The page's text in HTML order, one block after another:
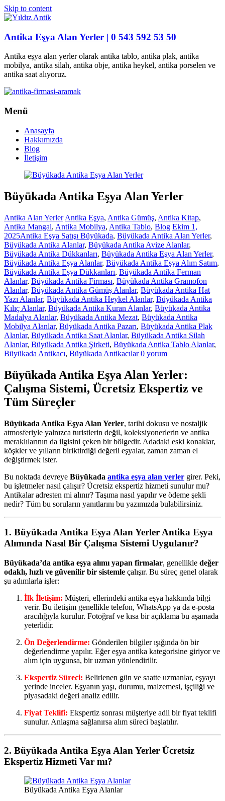
Skip to content
Antika Eşya Alan Yerler | 0 543 592 53 50
Antika eşya alan yerler olarak antika tablo, antika plak, antika
mobilya, antika silah, antika obje, antika heykel, antika porselen ve
antika saat alıyoruz.
Menü
Anasayfa
Hakkımızda
Blog
İletişim
Büyükada Antika Eşya Alan Yerler
Antika Alan Yerler Antika Eşya, Antika Gümüş, Antika Kitap,
Antika Mangal, Antika Mobilya, Antika Tablo, Blog Ekim 1,
2025Antika Eşya Satışı Büyükada, Büyükada Antika Alan Yerler,
Büyükada Antika Alanlar, Büyükada Antika Avize Alanlar,
Büyükada Antika Dükkanları, Büyükada Antika Eşya Alan Yerler,
Büyükada Antika Eşya Alanlar, Büyükada Antika Eşya Alım Satım,
Büyükada Antika Eşya Dükkanları, Büyükada Antika Ferman
Alanlar, Büyükada Antika Firması, Büyükada Antika Gramofon
Alanlar, Büyükada Antika Gümüş Alanlar, Büyükada Antika Hat
Yazı Alanlar, Büyükada Antika Heykel Alanlar, Büyükada Antika
Kılıç Alanlar, Büyükada Antika Kuran Alanlar, Büyükada Antika
Madalya Alanlar, Büyükada Antika Mezat, Büyükada Antika
Mobilya Alanlar, Büyükada Antika Pazarı, Büyükada Antika Plak
Alanlar, Büyükada Antika Saat Alanlar, Büyükada Antika Silah
Alanlar, Büyükada Antika Şirketi, Büyükada Antika Tablo Alanlar,
Büyükada Antikacı, Büyükada Antikacılar 0 yorum
Büyükada Antika Eşya Alan Yerler:
Çalışma Sistemi, Ücretsiz Ekspertiz ve
Tüm Süreçler
Büyükada Antika Eşya Alan Yerler, tarihi dokusu ve nostaljik
atmosferiyle yalnızca turistlerin değil, koleksiyonerlerin ve antika
meraklılarının da ilgisini çeken bir bölgedir. Adadaki eski konaklar,
köşkler ve yılların biriktirdiği değerli eşyalar, zaman zaman el
değiştirmek ister.
Bu noktada devreye Büyükada antika eşya alan yerler girer. Peki,
bu işletmeler nasıl çalışır? Ücretsiz ekspertiz hizmeti sunulur mu?
Antikalar adresten mi alınır? Taşıma nasıl yapılır ve ödeme şekli
nedir? Tüm bu soruların yanıtlarını bu yazımızda bulabilirsiniz.
1. Büyükada Antika Eşya Alan YerlerAntika Eşya
Alımında Nasıl Bir Çalışma Sistemi Uygulanır?
Büyükada’da antika eşya alımı yapan firmalar, genellikle değer
odaklı, hızlı ve güvenilir bir sistemle çalışır. Bu süreç genel olarak
şu adımlarla işler:
İlk İletişim: Müşteri, ellerindeki antika eşya hakkında bilgi
verir. Bu iletişim genellikle telefon, WhatsApp ya da e-posta
aracılığıyla kurulur. Fotoğraf ve kısa bir açıklama bu aşamada
yeterlidir.
Ön Değerlendirme: Gönderilen bilgiler ışığında ön bir
değerlendirme yapılır. Eğer eşya antika kategorisine giriyor ve
alım için uygunsa, bir uzman yönlendirilir.
Ekspertiz Süreci: Belirlenen gün ve saatte uzmanlar, eşyayı
yerinde inceler. Eşyanın yaşı, durumu, malzemesi, işçiliği ve
piyasadaki değeri analiz edilir.
Fiyat Teklifi: Ekspertiz sonrası müşteriye adil bir fiyat teklifi
sunulur. Anlaşma sağlanırsa alım süreci başlatılır.
2. Büyükada Antika Eşya Alan Yerler Ücretsiz
Ekspertiz Hizmeti Var mı?
Büyükada Antika Eşya Alanlar